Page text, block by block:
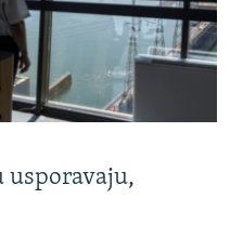
usporavaju,